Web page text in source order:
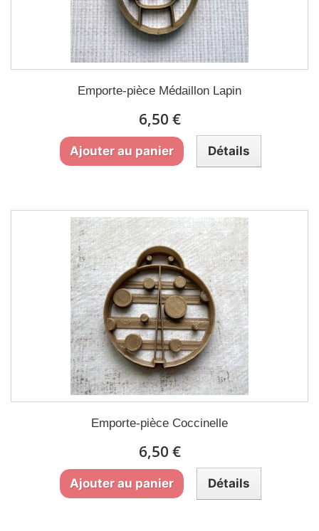
Emporte-pièce Médaillon Lapin
6,50 €
Ajouter au panier Détails
Emporte-pièce Coccinelle
6,50 €
Ajouter au panier Détails